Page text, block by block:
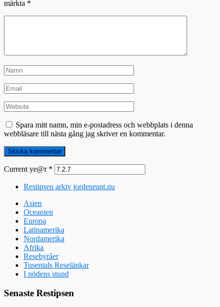
märkta *
Spara mitt namn, min e-postadress och webbplats i denna
webbläsare till nästa gång jag skriver en kommentar.
Current ye@r *
Restipsen arkiv jordenrunt.nu
Asien
Oceanien
Europa
Latinamerika
Nordamerika
Afrika
Resebyråer
Tusentals Reselänkar
I nödens stund
Senaste Restipsen